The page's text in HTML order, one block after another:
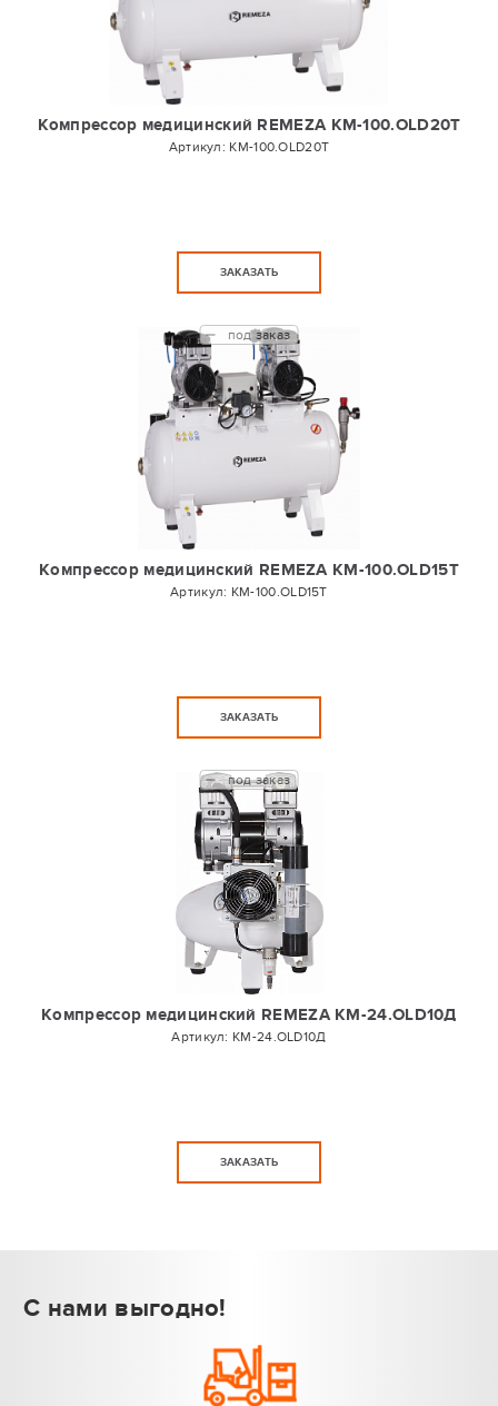
Компрессор медицинский REMEZA КМ-100.OLD20Т
Артикул: КМ-100.OLD20Т
ЗАКАЗАТЬ
Компрессор медицинский REMEZA КМ-100.OLD15Т
Артикул: КМ-100.OLD15Т
под заказ
ЗАКАЗАТЬ
Компрессор медицинский REMEZA КМ-24.OLD10Д
Артикул: КМ-24.OLD10Д
под заказ
ЗАКАЗАТЬ
С нами выгодно!